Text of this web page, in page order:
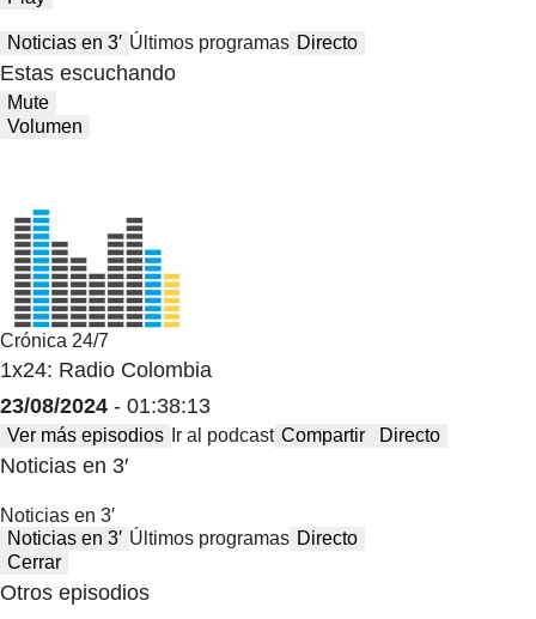
Noticias en 3′ Últimos programas Directo
Estas escuchando
Mute
Volumen
Crónica 24/7
1x24: Radio Colombia
23/08/2024 - 01:38:13
Ver más episodios Ir al podcast Compartir Directo
Noticias en 3′
Noticias en 3′
Noticias en 3′ Últimos programas Directo
Cerrar
Otros episodios